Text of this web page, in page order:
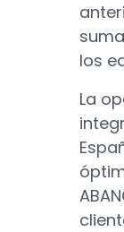
los
La